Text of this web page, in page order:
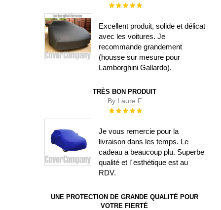
Évaluation :
Excellent produit, solide et délicat
avec les voitures. Je
recommande grandement
(housse sur mesure pour
Lamborghini Gallardo).
TRÈS BON PRODUIT
By:Laure F.
Évaluation :
Je vous remercie pour la
livraison dans les temps. Le
cadeau a beaucoup plu. Superbe
qualité et l´esthétique est au
RDV.
UNE PROTECTION DE GRANDE QUALITÉ POUR
VOTRE FIERTÉ